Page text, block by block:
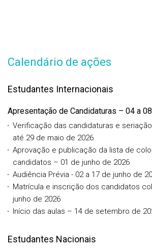
Calendário de ações
Estudantes Internacionais
Apresentação de Candidaturas – 04 a
Verificação das candidaturas e
até 29 de maio de 2026
Aprovação e publicação da lista de
candidatos – 01 de junho de 2026
Audiência Prévia - 02 a 17 de junho de
Matrícula e inscrição dos candidatos
junho de 2026
Início das aulas – 14 de setembro de
Estudantes Nacionais